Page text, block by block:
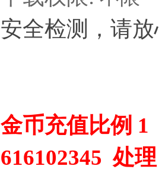
安全检测，请
金币充值比例
616102345 处理